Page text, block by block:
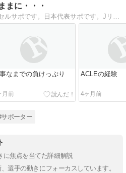
まに・・・
WE ARE KOBE！ヴィッセルサポです。日本代表サポです。Jリーグその他もろもろ
なまでの負けっぷり
月前
ACLEの経験
4ヶ月前
サポーター
に焦点を当てた詳細解説
選手の動きにフォーカスしています。